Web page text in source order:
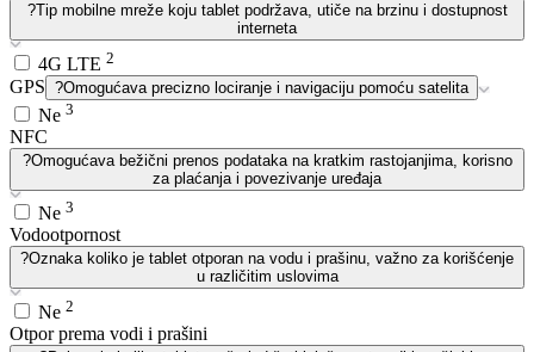
?Tip mobilne mreže koju tablet podržava, utiče na brzinu i dostupnost
interneta
4G LTE 2
GPS ?Omogućava precizno lociranje i navigaciju pomoću satelita
Ne 3
NFC
?Omogućava bežični prenos podataka na kratkim rastojanjima, korisno
za plaćanja i povezivanje uređaja
Ne 3
Vodootpornost
?Oznaka koliko je tablet otporan na vodu i prašinu, važno za korišćenje
u različitim uslovima
Ne 2
Otpor prema vodi i prašini